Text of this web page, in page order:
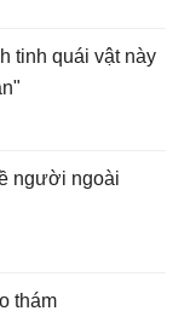
tinh quái vật này
người ngoài
thám